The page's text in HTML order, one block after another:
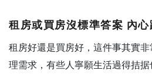
租房或買房沒標準答案 內
租房好還是買房好，這件事其實
理需求，有些人寧願生活過得拮